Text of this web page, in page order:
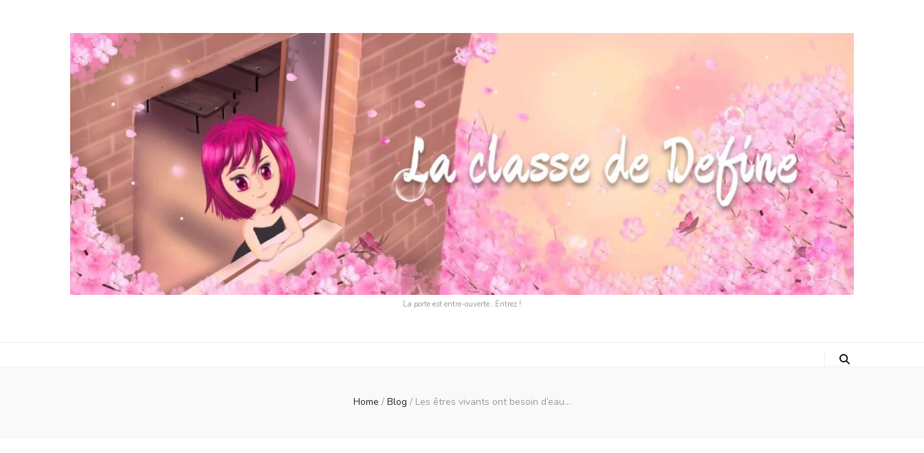
La porte est entre-ouverte…Entrez !
Home / Blog / Les êtres vivants ont besoin d’eau…